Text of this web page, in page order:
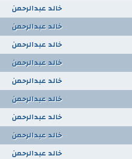
خالد عبدالرحمن
خالد عبدالرحمن
خالد عبدالرحمن
خالد عبدالرحمن
خالد عبدالرحمن
خالد عبدالرحمن
خالد عبدالرحمن
خالد عبدالرحمن
خالد عبدالرحمن